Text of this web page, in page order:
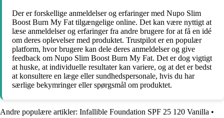
Der er forskellige anmeldelser og erfaringer med Nupo Slim
Boost Burn My Fat tilgængelige online. Det kan være nyttigt at
læse anmeldelser og erfaringer fra andre brugere for at få en idé
om deres oplevelser med produktet. Trustpilot er en populær
platform, hvor brugere kan dele deres anmeldelser og give
feedback om Nupo Slim Boost Burn My Fat. Det er dog vigtigt
at huske, at individuelle resultater kan variere, og at det er bedst
at konsultere en læge eller sundhedspersonale, hvis du har
særlige bekymringer eller spørgsmål om produktet.
Andre populære artikler: Infallible Foundation SPF 25 120 Vanilla •